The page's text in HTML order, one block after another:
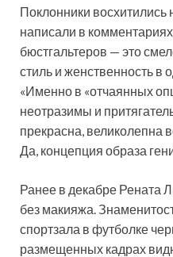
Поклонники
написали в
бюстгальтеров — это
стиль и женственность в
«Именно в «отчаянных
неотразимы и
прекрасна, великолепна
Да, концепция образа
Ранее в декабре Рената
без макияжа.
спортзала в футболке
размещенных кадрах